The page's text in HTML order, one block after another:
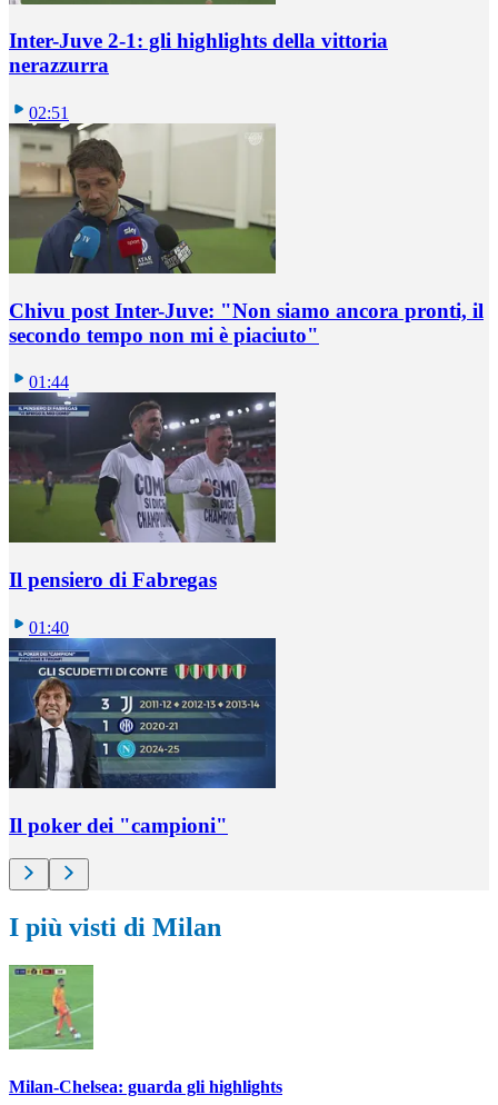
Inter-Juve 2-1: gli highlights della vittoria
nerazzurra
02:51
Chivu post Inter-Juve: "Non siamo ancora pronti, il
secondo tempo non mi è piaciuto"
01:44
Il pensiero di Fabregas
01:40
Il poker dei "campioni"
I più visti di Milan
Milan-Chelsea: guarda gli highlights